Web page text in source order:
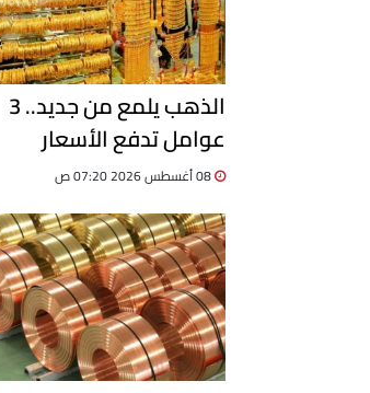
الذهب يلمع من جديد.. 3
عوامل تدفع الأسعار
للصعود.. تقرير